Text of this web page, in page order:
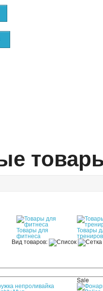
Товары для
фитнеса
Товары
Вид товаров:
Sale